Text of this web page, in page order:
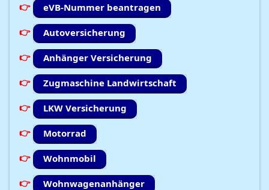
eVB-Nummer beantragen
Autoversicherung
Anhänger Versicherung
Zugmaschine Landwirtschaft
LKW Versicherung
Motorrad
Wohnmobil
Wohnwagenanhänger